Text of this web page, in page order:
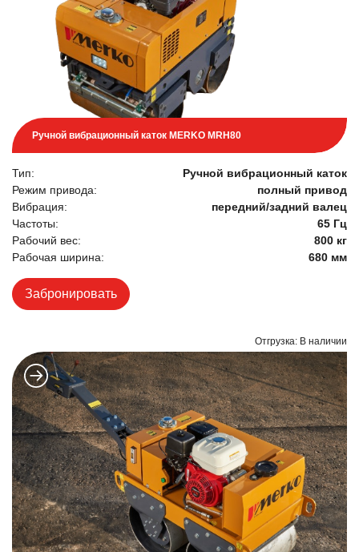
Ручной вибрационный каток MERKO MRH80
Тип:
Ручной вибрационный каток
Режим привода:
полный привод
Вибрация:
передний/задний валец
Частоты:
65 Гц
Рабочий вес:
800 кг
Рабочая ширина:
680 мм
Забронировать
Отгрузка: В наличии